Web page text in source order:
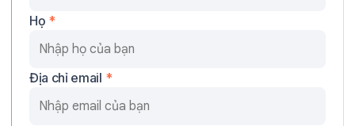
Họ *
Địa chỉ email *